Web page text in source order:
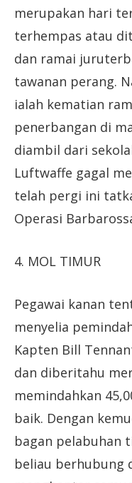
merupakan hari
terhempas atau
dan ramai
tawanan perang.
ialah kematian
penerbangan di
diambil dari
Luftwaffe gagal
telah pergi ini
Operasi
4. MOL TIMUR
Pegawai kanan
menyelia
Kapten Bill
dan diberitahu
memindahkan
baik. Dengan
bagan pelabuhan
beliau berhubung